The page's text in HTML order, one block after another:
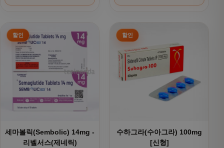
세마볼릭(Sembolic) 14mg -
리벨서스(제네릭)
여러 상품 옵션이 이 상품에 있습니다. 상품 페이지에서 옵션
수하그라(수아그라) 100mg
[신형]
여러 상품 옵션이 이 상품에